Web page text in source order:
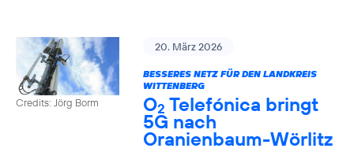
Credits: Jörg Borm
20. März 2026
BESSERES NETZ FÜR DEN LANDKREIS
WITTENBERG
O2 Telefónica bringt
5G nach
Oranienbaum-Wörlitz